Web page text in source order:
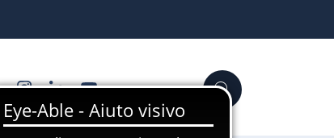
FacebookInstagram
LinkedinYouTube Cerca